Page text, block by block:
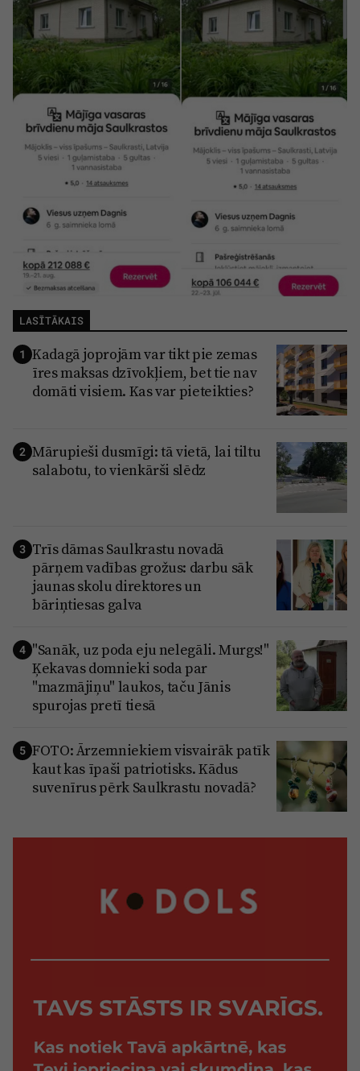
LASĪTĀKAIS
1 Kadagā joprojām var tikt pie zemas
īres maksas dzīvokļiem, bet tie nav
domāti visiem. Kas var pieteikties?
2 Mārupieši dusmīgi: tā vietā, lai tiltu
salabotu, to vienkārši slēdz
3 Trīs dāmas Saulkrastu novadā
pārņem vadības grožus: darbu sāk
jaunas skolu direktores un
bāriņtiesas galva
4 "Sanāk, uz poda eju nelegāli. Murgs!"
Ķekavas domnieki soda par
"mazmājiņu" laukos, taču Jānis
spurojas pretī tiesā
5 FOTO: Ārzemniekiem visvairāk patīk
kaut kas īpaši patriotisks. Kādus
suvenīrus pērk Saulkrastu novadā?